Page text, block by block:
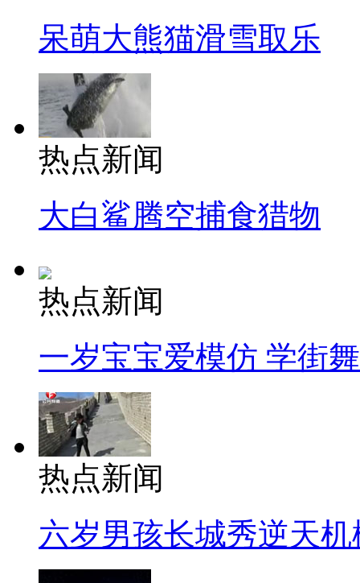
呆萌大熊猫滑雪取乐
热点新闻
大白鲨腾空捕食猎物
热点新闻
一岁宝宝爱模仿 学街
热点新闻
六岁男孩长城秀逆天机